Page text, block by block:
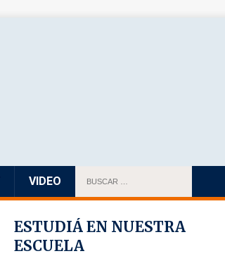
VIDEO
ESTUDIÁ EN NUESTRA
ESCUELA